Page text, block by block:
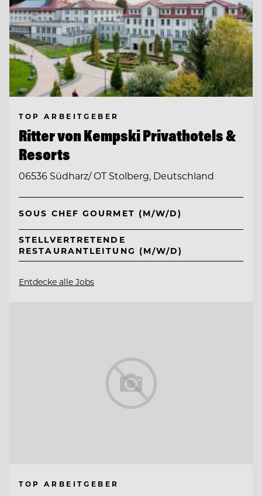
TOP ARBEITGEBER
Ritter von Kempski Privathotels &
Resorts
06536 Südharz/ OT Stolberg, Deutschland
SOUS CHEF GOURMET (M/W/D)
STELLVERTRETENDE
RESTAURANTLEITUNG (M/W/D)
Entdecke alle Jobs
TOP ARBEITGEBER